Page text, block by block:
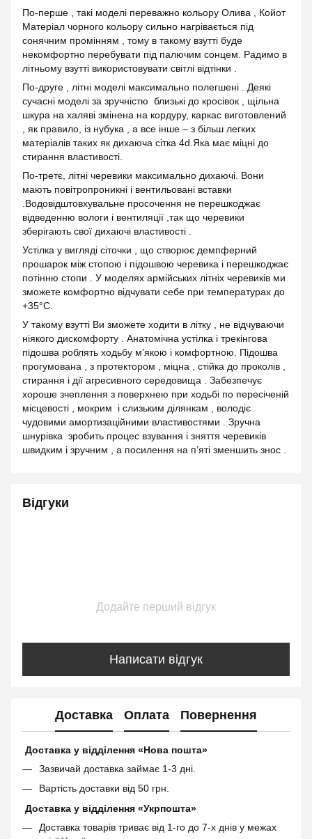
По-перше , такі моделі переважно кольору Олива , Койот
Матеріал чорного кольору сильно нагрівається під
сонячним промінням , тому в такому взутті буде
некомфортно перебувати під палючим сонцем. Радимо в
літньому взутті використовувати світлі відтінки .
По-друге , літні моделі максимально полегшені . Деякі
сучасні моделі за зручністю близькі до кросівок , щільна
шкура на халяві змінена на кордуру, каркас виготовлений
, як правило, із нубука , а все інше – з більш легких
матеріалів таких як дихаюча сітка 4d.Яка має міцні до
стирання властивості.
По-третє, літні черевики максимально дихаючі. Вони
мають повітропроникні і вентильовані вставки
.Водовідштовхувальне просочення не перешкоджає
відведенню вологи і вентиляції ,так що черевики
зберігають свої дихаючі властивості .
Устілка у вигляді сіточки , що створює демпферний
прошарок між стопою і підошвою черевика і перешкоджає
потінню стопи . У моделях армійських літніх черевиків ми
зможете комфортно відчувати себе при температурах до
+35°С.
У такому взутті Ви зможете ходити в літку , не відчуваючи
ніякого дискомфорту . Анатомічна устілка і трекінгова
підошва роблять ходьбу м’якою і комфортною. Підошва
прогумована , з протектором , міцна , стійка до проколів ,
стирання і дії агресивного середовища . Забезпечує
хороше зчеплення з поверхнею при ходьбі по пересіченій
місцевості , мокрим і слизьким ділянкам , володіє
чудовими амортизаційними властивостями . Зручна
шнурівка зробить процес взування і зняття черевиків
швидким і зручним , а посилення на п’яті зменшить знос .
Відгуки
Додайте перший відгук
Написати відгук
Доставка Оплата Повернення
Доставка у відділення «Нова пошта»
Зазвичай доставка займає 1-3 дні.
Вартість доставки від 50 грн.
Доставка у відділення «Укрпошта»
Доставка товарів триває від 1-го до 7-х днів у межах